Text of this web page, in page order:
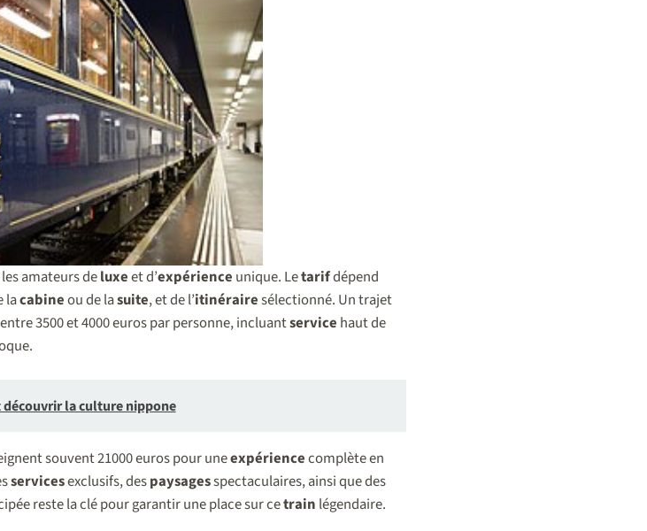
amateurs deluxeet d’expérience unique. Letarifdépend
lacabineou de lasuite, et de l’itinérairesélectionné. Un trajet
entre 3500 et 4000 euros par personne, incluantservice haut de
découvrir la culture nippone
souvent 21000 euros pour uneexpériencecomplète en
servicesexclusifs, despaysagesspectaculaires, ainsi que des
reste la clé pour garantir une place sur cetrain légendaire.